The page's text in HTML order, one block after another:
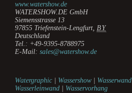
www.watershow.de
WATERSHOW.DE GmbH
Siemensstrasse 13
97855 Triefenstein-Lengfurt, BY
Deutschland
Tel.: +49-9395-8788975
E-Mail: sales@watershow.de
Watergraphic Wassershow| Wasserwand
Wasserleinwand
Wasservorhang